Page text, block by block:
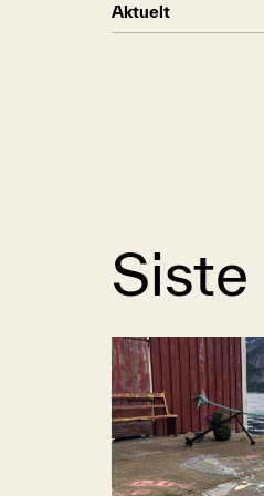
Aktuelt